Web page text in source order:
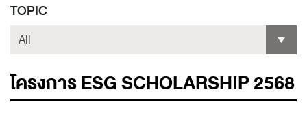
TOPIC
โครงการ ESG SCHOLARSHIP 2568